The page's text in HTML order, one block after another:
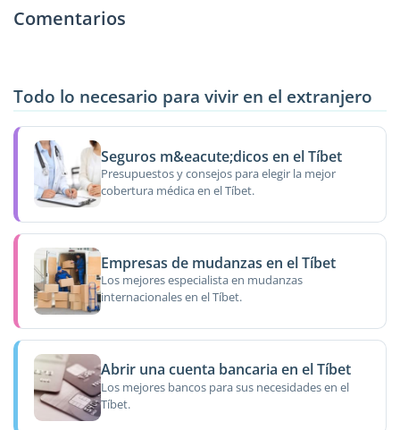
Comentarios
Todo lo necesario para vivir en el extranjero
Seguros m&eacute;dicos en el Tíbet
Presupuestos y consejos para elegir la mejor
cobertura médica en el Tíbet.
Empresas de mudanzas en el Tíbet
Los mejores especialista en mudanzas
internacionales en el Tíbet.
Abrir una cuenta bancaria en el Tíbet
Los mejores bancos para sus necesidades en el
Tíbet.